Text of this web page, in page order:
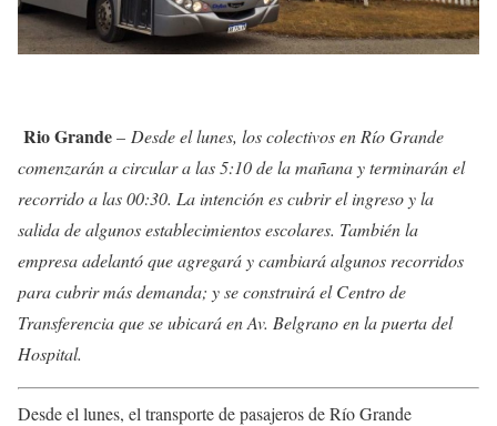
Rio Grande– Desde el lunes, los colectivos en Río Grande
comenzarán a circular a las 5:10 de la mañana y terminarán el
recorrido a las 00:30. La intención es cubrir el ingreso y la
salida de algunos establecimientos escolares. También la
empresa adelantó que agregará y cambiará algunos recorridos
para cubrir más demanda; y se construirá el Centro de
Transferencia que se ubicará en Av. Belgrano en la puerta del
Hospital.
Desde el lunes, el transporte de pasajeros de Río Grande